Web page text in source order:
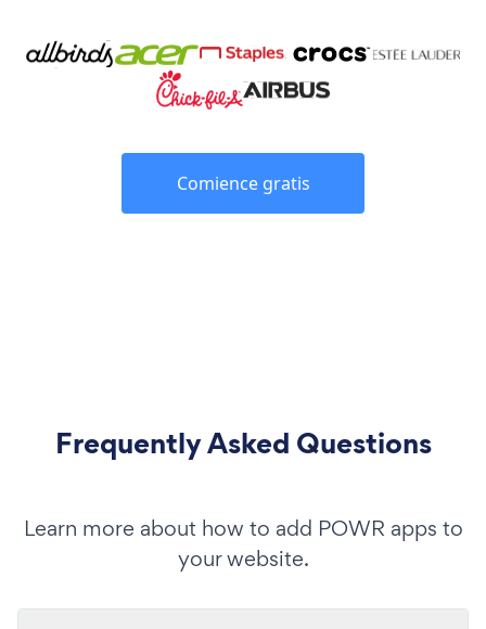
Comience gratis
Frequently Asked Questions
Learn more about how to add POWR apps to
your website.